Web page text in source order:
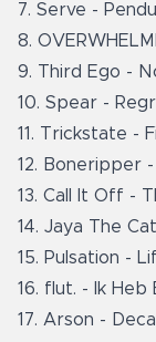
7. Serve -
8.
9. Third Ego -
10. Spear -
11. Trickstate -
12. Boneripper
13. Call It Off -
14. Jaya The
15. Pulsation -
16. flut. - Ik Heb
17. Arson -